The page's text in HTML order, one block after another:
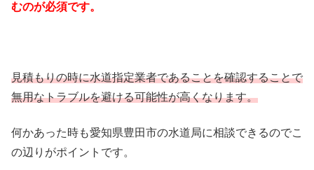
むのが必須です。
見積もりの時に水道指定業者であることを確認することで
無用なトラブルを避ける可能性が高くなります。
何かあった時も愛知県豊田市の水道局に相談できるのでこ
の辺りがポイントです。